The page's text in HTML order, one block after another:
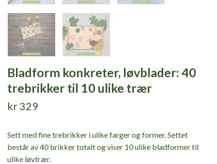
Bladform konkreter, løvblader: 40
trebrikker til 10 ulike trær
kr 329
Sett med fine trebrikker i ulike farger og former. Settet
består av 40 brikker totalt og viser 10 ulike bladformer til
ulike løvtrær.